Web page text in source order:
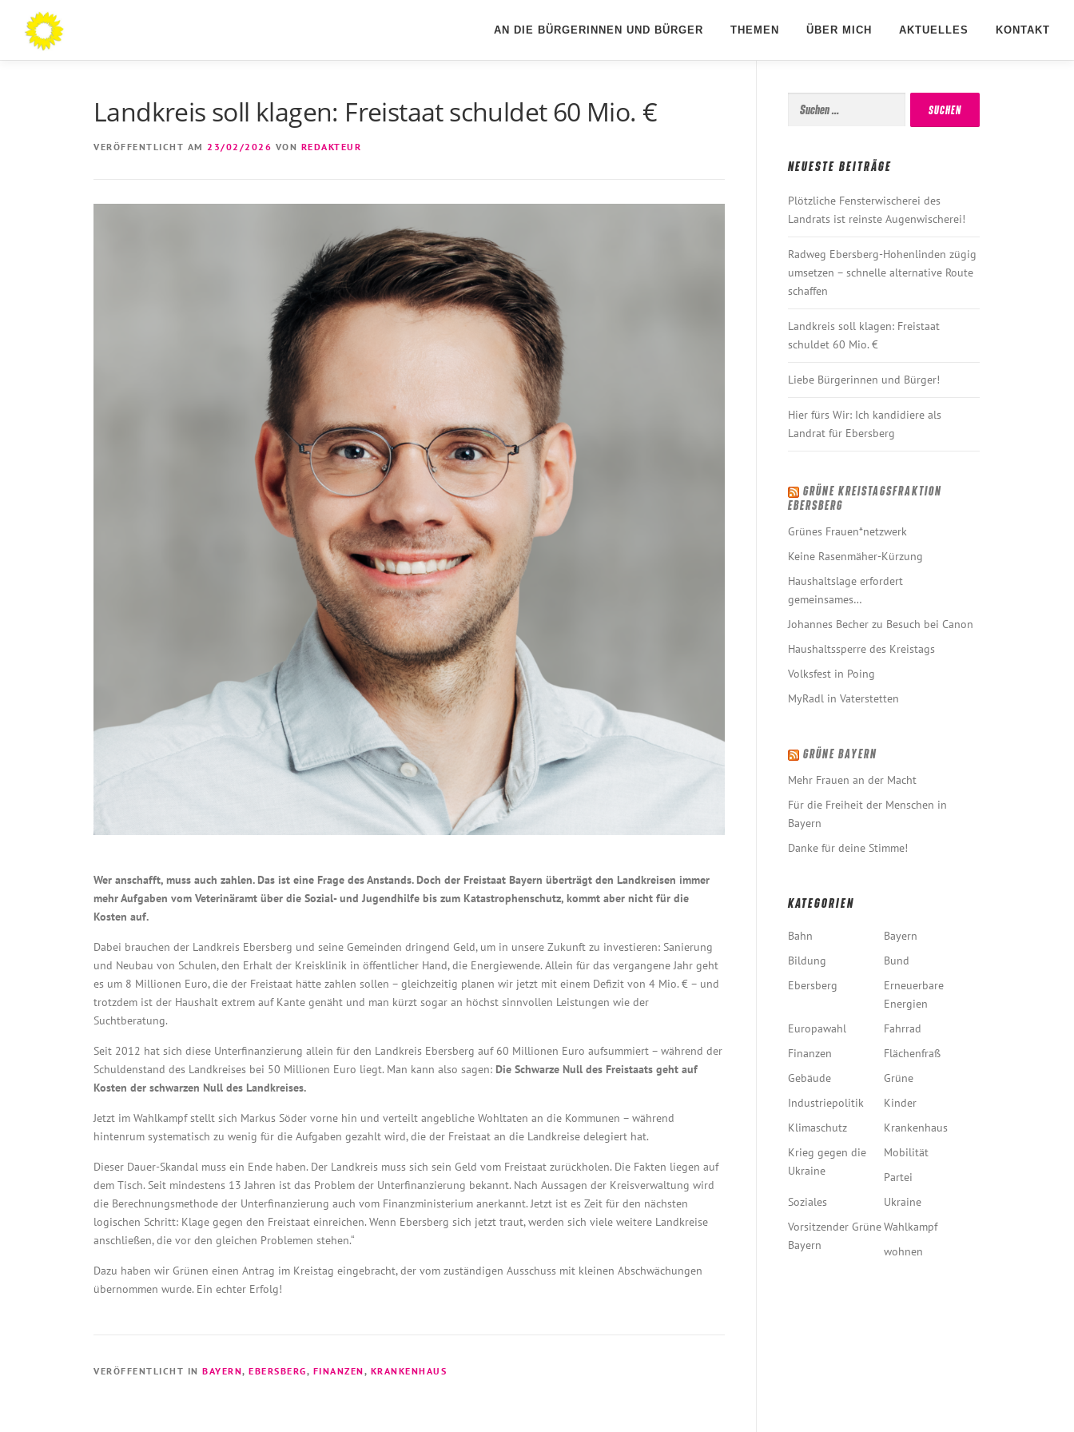
Inhalt
springen
AN DIE BÜRGERINNEN UND BÜRGER THEMEN ÜBER MICH AKTUELLES KONTAKT
Landkreis soll klagen: Freistaat schuldet 60 Mio. €
VERÖFFENTLICHT AM 23/02/2026 VON REDAKTEUR
Wer anschafft, muss auch zahlen. Das ist eine Frage des Anstands. Doch der Freistaat Bayern überträgt den Landkreisen immer
mehr Aufgaben vom Veterinäramt über die Sozial- und Jugendhilfe bis zum Katastrophenschutz, kommt aber nicht für die
Kosten auf.
Dabei brauchen der Landkreis Ebersberg und seine Gemeinden dringend Geld, um in unsere Zukunft zu investieren: Sanierung
und Neubau von Schulen, den Erhalt der Kreisklinik in öffentlicher Hand, die Energiewende. Allein für das vergangene Jahr geht
es um 8 Millionen Euro, die der Freistaat hätte zahlen sollen – gleichzeitig planen wir jetzt mit einem Defizit von 4 Mio. € – und
trotzdem ist der Haushalt extrem auf Kante genäht und man kürzt sogar an höchst sinnvollen Leistungen wie der
Suchtberatung.
Seit 2012 hat sich diese Unterfinanzierung allein für den Landkreis Ebersberg auf 60 Millionen Euro aufsummiert – während der
Schuldenstand des Landkreises bei 50 Millionen Euro liegt. Man kann also sagen: Die Schwarze Null des Freistaats geht auf
Kosten der schwarzen Null des Landkreises.
Jetzt im Wahlkampf stellt sich Markus Söder vorne hin und verteilt angebliche Wohltaten an die Kommunen – während
hintenrum systematisch zu wenig für die Aufgaben gezahlt wird, die der Freistaat an die Landkreise delegiert hat.
Dieser Dauer-Skandal muss ein Ende haben. Der Landkreis muss sich sein Geld vom Freistaat zurückholen. Die Fakten liegen auf
dem Tisch. Seit mindestens 13 Jahren ist das Problem der Unterfinanzierung bekannt. Nach Aussagen der Kreisverwaltung wird
die Berechnungsmethode der Unterfinanzierung auch vom Finanzministerium anerkannt. Jetzt ist es Zeit für den nächsten
logischen Schritt: Klage gegen den Freistaat einreichen. Wenn Ebersberg sich jetzt traut, werden sich viele weitere Landkreise
anschließen, die vor den gleichen Problemen stehen.“
Dazu haben wir Grünen einen Antrag im Kreistag eingebracht, der vom zuständigen Ausschuss mit kleinen Abschwächungen
übernommen wurde. Ein echter Erfolg!
VERÖFFENTLICHT IN BAYERN, EBERSBERG, FINANZEN, KRANKENHAUS
nach:
NEUESTE BEITRÄGE
Plötzliche Fensterwischerei des
Landrats ist reinste Augenwischerei!
Radweg Ebersberg-Hohenlinden zügig
umsetzen – schnelle alternative Route
schaffen
Landkreis soll klagen: Freistaat
schuldet 60 Mio. €
Liebe Bürgerinnen und Bürger!
Hier fürs Wir: Ich kandidiere als
Landrat für Ebersberg
GRÜNE KREISTAGSFRAKTION
EBERSBERG
Grünes Frauen*netzwerk
Keine Rasenmäher-Kürzung
Haushaltslage erfordert
gemeinsames…
Johannes Becher zu Besuch bei Canon
Haushaltssperre des Kreistags
Volksfest in Poing
MyRadl in Vaterstetten
GRÜNE BAYERN
Mehr Frauen an der Macht
Für die Freiheit der Menschen in
Bayern
Danke für deine Stimme!
KATEGORIEN
Bahn
Bayern
Bildung
Bund
Ebersberg
Erneuerbare
Energien
Europawahl
Fahrrad
Finanzen
Flächenfraß
Gebäude
Grüne
Industriepolitik
Kinder
Klimaschutz
Krankenhaus
Krieg gegen die
Ukraine
Mobilität
Partei
Soziales
Ukraine
Vorsitzender Grüne
Bayern
Wahlkampf
wohnen